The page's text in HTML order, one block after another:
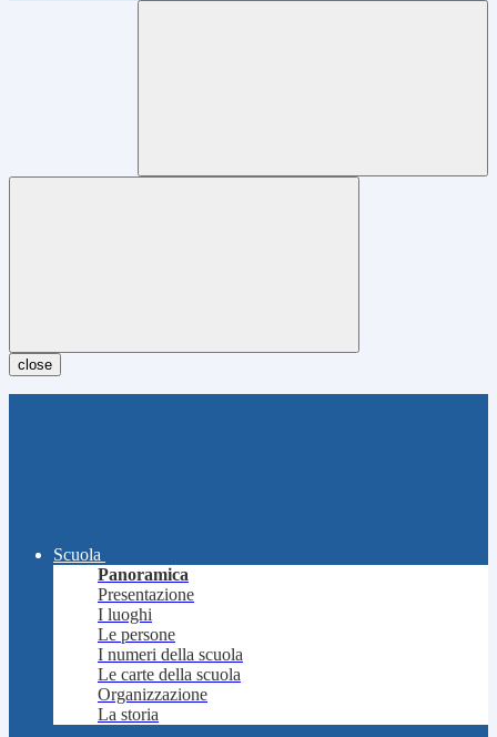
close
Scuola
Panoramica
Presentazione
I luoghi
Le persone
I numeri della scuola
Le carte della scuola
Organizzazione
La storia